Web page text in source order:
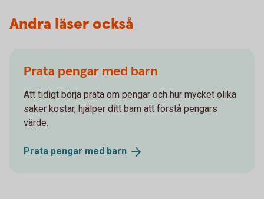
Andra läser också
Prata pengar med barn
Att tidigt börja prata om pengar och hur mycket olika
saker kostar, hjälper ditt barn att förstå pengars
värde.
Prata pengar med barn